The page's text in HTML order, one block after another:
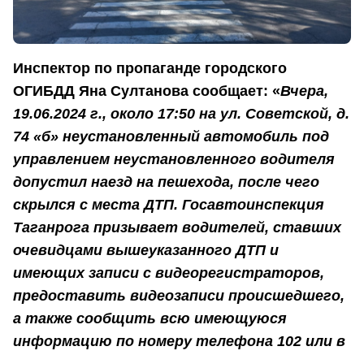
Инспектор по пропаганде городского
ОГИБДД Яна Султанова сообщает: «Вчера,
19.06.2024 г., около 17:50 на ул. Советской, д.
74 «б» неустановленный автомобиль под
управлением неустановленного водителя
допустил наезд на пешехода, после чего
скрылся с места ДТП. Госавтоинспекция
Таганрога призывает водителей, ставших
очевидцами вышеуказанного ДТП и
имеющих записи с видеорегистраторов,
предоставить видеозаписи происшедшего,
а также сообщить всю имеющуюся
информацию по номеру телефона 102 или в